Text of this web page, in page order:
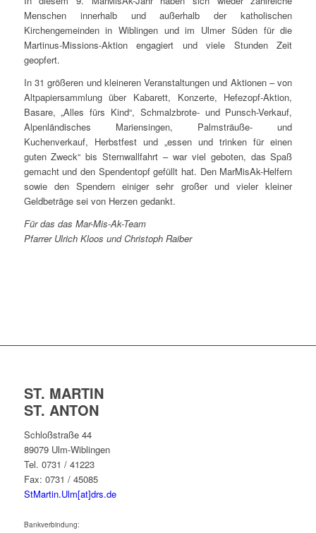
Menschen innerhalb und außerhalb der katholischen
Kirchengemeinden in Wiblingen und im Ulmer Süden für die
Martinus-Missions-Aktion engagiert und viele Stunden Zeit
geopfert.
In 31 größeren und kleineren Veranstaltungen und Aktionen – von
Altpapiersammlung über Kabarett, Konzerte, Hefezopf-Aktion,
Basare, „Alles fürs Kind“, Schmalzbrote- und Punsch-Verkauf,
Alpenländisches Mariensingen, Palmsträuße- und
Kuchenverkauf, Herbstfest und „essen und trinken für einen
guten Zweck“ bis Sternwallfahrt – war viel geboten, das Spaß
gemacht und den Spendentopf gefüllt hat. Den MarMisAk-Helfern
sowie den Spendern einiger sehr großer und vieler kleiner
Geldbeträge sei von Herzen gedankt.
Für das das Mar-Mis-Ak-Team
Pfarrer Ulrich Kloos und Christoph Raiber
ST. MARTIN
ST. ANTON
Schloßstraße 44
89079 Ulm-Wiblingen
Tel. 0731 / 41223
Fax: 0731 / 45085
StMartin.Ulm[at]drs.de
Bankverbindung: